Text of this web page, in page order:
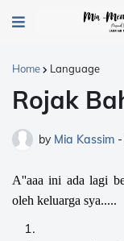
Home Language
Rojak
by Mia Kassim -
A''aaa ini ada lagi
oleh keluarga sya.....